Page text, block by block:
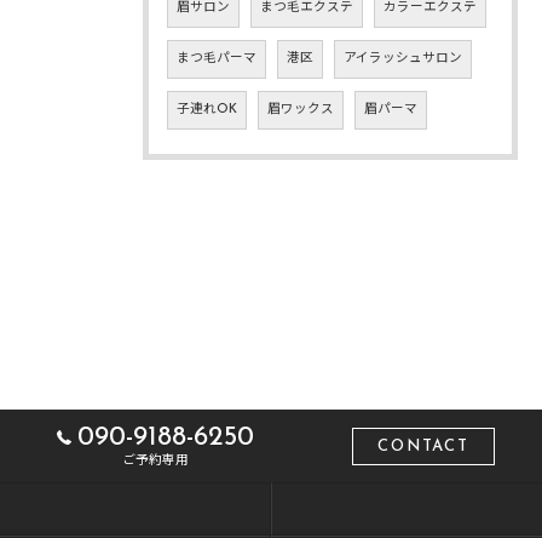
眉サロン まつ毛エクステ カラーエクステ
まつ毛パーマ 港区 アイラッシュサロン
子連れOK 眉ワックス 眉パーマ
090-9188-6250
ご予約専用
CONTACT